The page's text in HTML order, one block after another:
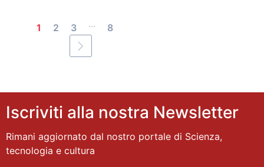
1 2 3 ... 8
Iscriviti alla nostra Newsletter
Rimani aggiornato dal nostro portale di Scienza,
tecnologia e cultura